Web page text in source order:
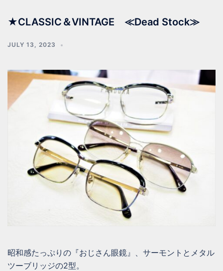
★CLASSIC＆VINTAGE ≪Dead Stock≫
JULY 13, 2023
昭和感たっぷりの『おじさん眼鏡』、サーモントとメタル
ツーブリッジの2型。